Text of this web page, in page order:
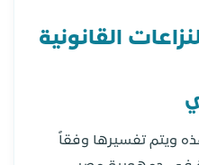
القانونية
ويتم تفسيرها وفقاً